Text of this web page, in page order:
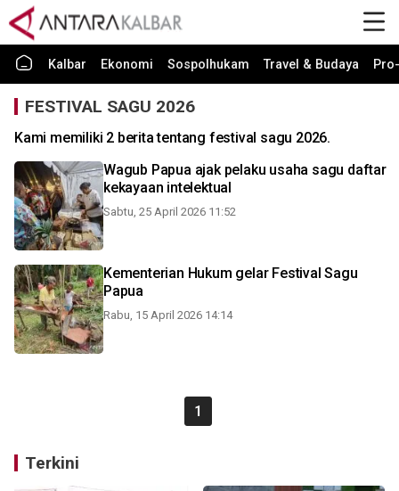
Kalbar Ekonomi Sospolhukam Travel & Budaya
FESTIVAL SAGU 2026
Kami memiliki 2 berita tentang festival sagu 2026.
Wagub Papua ajak pelaku usaha sagu daftar
kekayaan intelektual
Sabtu, 25 April 2026 11:52
Kementerian Hukum gelar Festival Sagu
Papua
Rabu, 15 April 2026 14:14
1
Terkini